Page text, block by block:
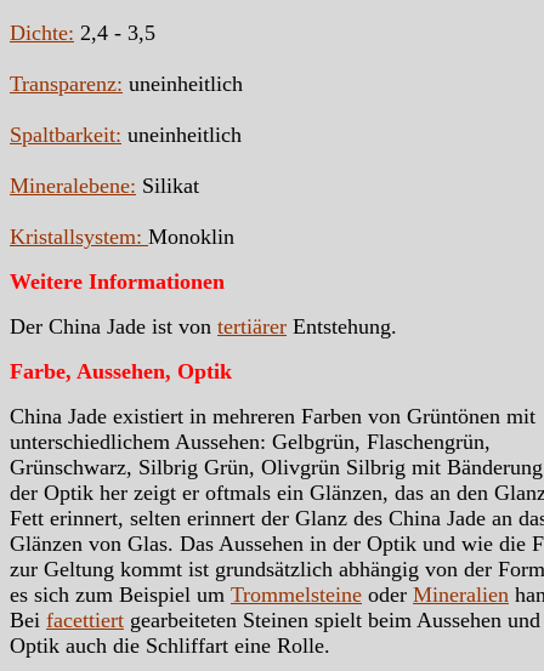
Dichte: 2,4 - 3,5
Transparenz: uneinheitlich
Spaltbarkeit: uneinheitlich
Mineralebene: Silikat
Kristallsystem: Monoklin
Weitere Informationen
Der China Jade ist von tertiärer Entstehung.
Farbe, Aussehen, Optik
China Jade existiert in mehreren Farben von Grüntönen mit
unterschiedlichem Aussehen: Gelbgrün, Flaschengrün,
Grünschwarz, Silbrig Grün, Olivgrün Silbrig mit
der Optik her zeigt er oftmals ein Glänzen, das an den
Fett erinnert, selten erinnert der Glanz des China Jade an
Glänzen von Glas. Das Aussehen in der Optik und wie die
zur Geltung kommt ist grundsätzlich abhängig von der
es sich zum Beispiel um Trommelsteine oder Mineralien
Bei facettiert gearbeiteten Steinen spielt beim Aussehen
Optik auch die Schliffart eine Rolle.